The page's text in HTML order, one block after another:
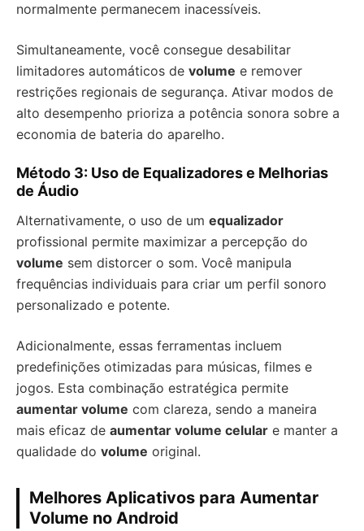
normalmente permanecem inacessíveis.
Simultaneamente, você consegue desabilitar
limitadores automáticos de volume e remover
restrições regionais de segurança. Ativar modos de
alto desempenho prioriza a potência sonora sobre a
economia de bateria do aparelho.
Método 3: Uso de Equalizadores e Melhorias
de Áudio
Alternativamente, o uso de um equalizador
profissional permite maximizar a percepção do
volume sem distorcer o som. Você manipula
frequências individuais para criar um perfil sonoro
personalizado e potente.
Adicionalmente, essas ferramentas incluem
predefinições otimizadas para músicas, filmes e
jogos. Esta combinação estratégica permite
aumentar volume com clareza, sendo a maneira
mais eficaz de aumentar volume celular e manter a
qualidade do volume original.
Melhores Aplicativos para Aumentar
Volume no Android